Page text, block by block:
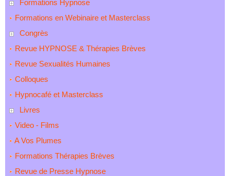
Formations Hypnose
Formations en Webinaire et Masterclass
Congrès
Revue HYPNOSE & Thérapies Brèves
Revue Sexualités Humaines
Colloques
Hypnocafé et Masterclass
Livres
Video - Films
A Vos Plumes
Formations Thérapies Brèves
Revue de Presse Hypnose